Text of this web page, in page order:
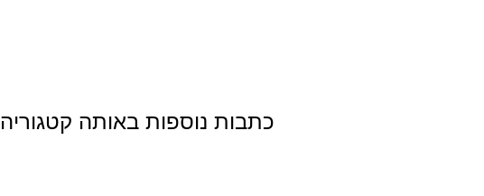
כתבות נוספות באותה קטגוריה